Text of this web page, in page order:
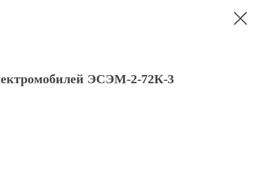
ЭСЭМ-2-72К-3